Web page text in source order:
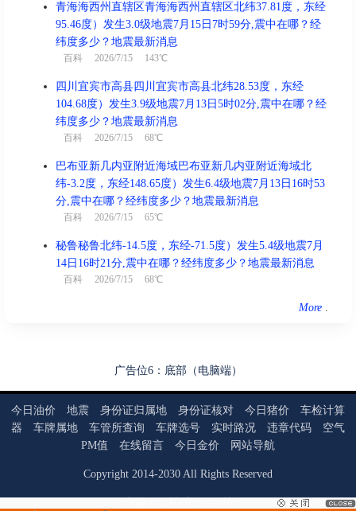
青海海西州直辖区青海海西州直辖区北纬37.81度，东经
95.46度）发生3.0级地震7月15日7时59分,震中在哪？经
纬度多少？地震最新消息
百科 2026/7/15 143℃
四川宜宾市高县四川宜宾市高县北纬28.53度，东经
104.68度）发生3.9级地震7月13日5时02分,震中在哪？经
纬度多少？地震最新消息
百科 2026/7/15 68℃
巴布亚新几内亚附近海域巴布亚新几内亚附近海域北
纬-3.2度，东经148.65度）发生6.4级地震7月13日16时53
分,震中在哪？经纬度多少？地震最新消息
百科 2026/7/15 65℃
秘鲁秘鲁北纬-14.5度，东经-71.5度）发生5.4级地震7月
14日16时21分,震中在哪？经纬度多少？地震最新消息
百科 2026/7/15 68℃
More .
广告位6：底部（电脑端）
今日油价 地震 身份证归属地 身份证核对 今日猪价
车检计算
器
车牌属地 车管所查询 车牌选号 实时路况 违章代码
空气
PM值
在线留言 今日金价 网站导航
Copyright 2014-2030 All Rights Reserved